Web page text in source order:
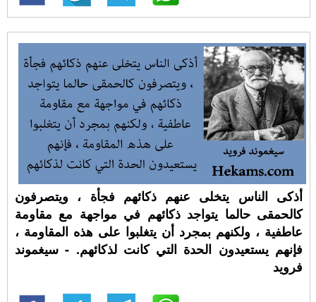
أذكى الناس يتخلى عنهم ذكائهم فجأة ، ويتصرفون
كالحمقى حالما يتواجد ذكائهم في مواجهة مع مقاومة
عاطفية ، ولكنهم بمجرد أن يتغلبوا على هذه المقاومة ،
فإنهم يستعيدون الحدة التي كانت لذكائهم. - سيغموند
فرويد